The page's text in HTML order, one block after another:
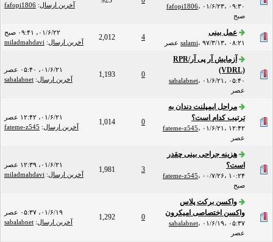
fafopi1806، ۰۱/۶/۲۳، ۰۹:۳۰
صبح
آخرین ارسال:
fafopi1806
عمل بینی
salami، ۹۷/۳/۱۳، ۰۸:۲۱ عصر
4
2,012
۰۱/۶/۲۲، ۰۹:۴۱ صبح
آخرین ارسال:
miladmahdavi
آزمایش آر پی آر/RPR
(VDRL)
sabalabnet، ۰۱/۶/۲۱، ۰۵:۴۰
عصر
0
1,193
۰۱/۶/۲۱، ۰۵:۴۰ عصر
آخرین ارسال:
sabalabnet
مراحل ایمپلنت دندان به
ترتیب کدام است؟
fateme-z545، ۰۱/۶/۲۱، ۱۲:۴۲
عصر
0
1,014
۰۱/۶/۲۱، ۱۲:۴۲ عصر
آخرین ارسال:
fateme-z545
هزینه جراحی بینی چقدر
است؟
fateme-z545، ۰۰/۷/۲۶، ۱۰:۲۴
صبح
3
1,981
۰۱/۶/۲۱، ۱۲:۳۹ عصر
آخرین ارسال:
miladmahdavi
واکسن برکت پلاس
واکسن اختصاصی امیکرون
sabalabnet، ۰۱/۶/۱۹، ۰۵:۳۷
عصر
0
1,292
۰۱/۶/۱۹، ۰۵:۳۷ عصر
آخرین ارسال:
sabalabnet